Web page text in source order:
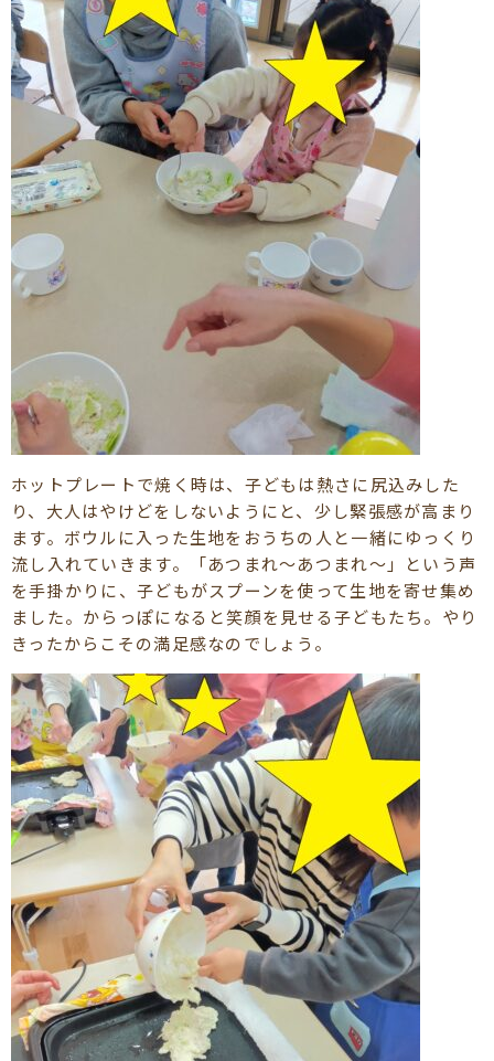
ホットプレートで焼く時は、子どもは熱さに尻込みした
り、大人はやけどをしないようにと、少し緊張感が高まり
ます。ボウルに入った生地をおうちの人と一緒にゆっくり
流し入れていきます。「あつまれ～あつまれ～」という声
を手掛かりに、子どもがスプーンを使って生地を寄せ集め
ました。からっぽになると笑顔を見せる子どもたち。やり
きったからこその満足感なのでしょう。